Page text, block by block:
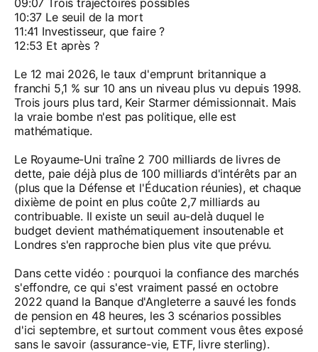
09:07 Trois trajectoires possibles
10:37 Le seuil de la mort
11:41 Investisseur, que faire ?
12:53 Et après ?
Le 12 mai 2026, le taux d'emprunt britannique a
franchi 5,1 % sur 10 ans un niveau plus vu depuis 1998.
Trois jours plus tard, Keir Starmer démissionnait. Mais
la vraie bombe n'est pas politique, elle est
mathématique.
Le Royaume-Uni traîne 2 700 milliards de livres de
dette, paie déjà plus de 100 milliards d'intérêts par an
(plus que la Défense et l'Éducation réunies), et chaque
dixième de point en plus coûte 2,7 milliards au
contribuable. Il existe un seuil au-delà duquel le
budget devient mathématiquement insoutenable et
Londres s'en rapproche bien plus vite que prévu.
Dans cette vidéo : pourquoi la confiance des marchés
s'effondre, ce qui s'est vraiment passé en octobre
2022 quand la Banque d'Angleterre a sauvé les fonds
de pension en 48 heures, les 3 scénarios possibles
d'ici septembre, et surtout comment vous êtes exposé
sans le savoir (assurance-vie, ETF, livre sterling).